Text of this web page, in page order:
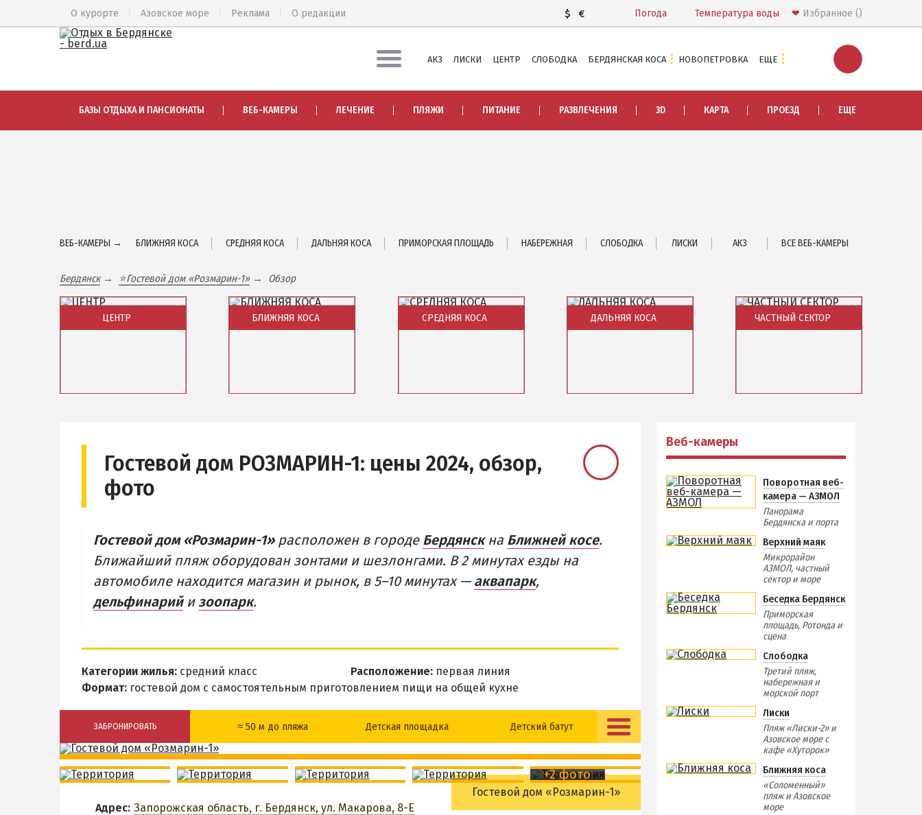
Погода Температура воды ❤ Избранное
$ €
О курорте Азовское море Реклама О редакции
Городская часть
Бердянская коса
НАГОРНАЯ ЧАСТЬ
ЦЕНТР
ЧАСТНЫЙ СЕКТОР
Аквапарк
Виндсерфинг
Рыбалка
Отдых с детьми
Отдых в сентябре
Отдых зимой и в межсезонье
АКЗ ЛИСКИ ЦЕНТР СЛОБОДКА БЕРДЯНСКАЯ КОСА НОВОПЕТРОВКА ЕЩЕ
БАЗЫ ОТДЫХА И ПАНСИОНАТЫ ВЕБ-КАМЕРЫ ЛЕЧЕНИЕ ПЛЯЖИ ПИТАНИЕ РАЗВЛЕЧЕНИЯ 3D КАРТА ПРОЕЗД ЕЩЕ
ВЕБ-КАМЕРЫ → БЛИЖНЯЯ КОСА СРЕДНЯЯ КОСА ДАЛЬНЯЯ КОСА ПРИМОРСКАЯ ПЛОЩАДЬ НАБЕРЕЖНАЯ СЛОБОДКА ЛИСКИ АКЗ ВСЕ ВЕБ-КАМЕРЫ
Бердянск ⭐Гостевой дом «Розмарин-1» Обзор
ЦЕНТР БЛИЖНЯЯ КОСА СРЕДНЯЯ КОСА ДАЛЬНЯЯ КОСА ЧАСТНЫЙ СЕКТОР
Гостевой дом РОЗМАРИН-1: цены 2024, обзор,
фото
Гостевой дом «Розмарин-1»расположен в городе Бердянскна Ближней косе.
Ближайший пляж оборудован зонтами и шезлонгами. В 2 минутах езды на
автомобиле находится магазин и рынок, в 5–10 минутах — аквапарк,
дельфинарийизоопарк.
Категории жилья: средний класс Расположение:первая линия
Формат: гостевой дом с самостоятельным приготовлением пищи на общей кухне
ЗАБРОНИРОВАТЬ ≈ 50 м до пляжа Детская площадка Детский батут
Общая кухня
Разрешено с
животными
Wi-Fi Мангальная зона
Гостевой дом «Розмарин-1»
+2 фото
Адрес: Запорожская область, г. Бердянск, ул. Макарова, 8-Е
Веб-камеры
Поворотная веб-
камера — АЗМОЛ
Панорама
Бердянска и порта
Верхний маяк
Микрорайон
АЗМОЛ, частный
сектор и море
Беседка Бердянск
Приморская
площадь, Ротонда и
сцена
Слободка
Третий пляж,
набережная и
морской порт
Лиски
Пляж «Лиски-2» и
Азовское море с
кафе «Хуторок»
Ближняя коса
«Соломенный»
пляж и Азовское
море